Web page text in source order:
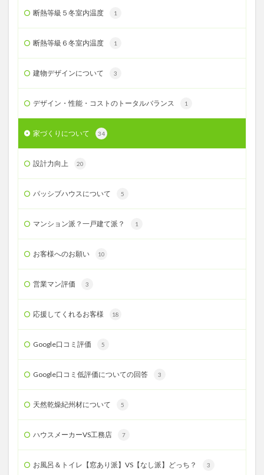
断熱等級５冬室内温度 1
断熱等級６冬室内温度 1
建物デザインについて 3
デザイン・性能・コストのトータルバランス 1
家づくりについて 34
設計力向上 20
パッシブハウスについて 5
マンション派？一戸建て派？ 1
お客様へのお願い 10
営業マン評価 3
応援してくれるお客様 18
Google口コミ評価 5
Google口コミ低評価についての回答 3
天然乾燥紀州材について 5
ハウスメーカーVS工務店 7
お風呂＆トイレ【窓あり派】VS【なし派】どっち？ 3